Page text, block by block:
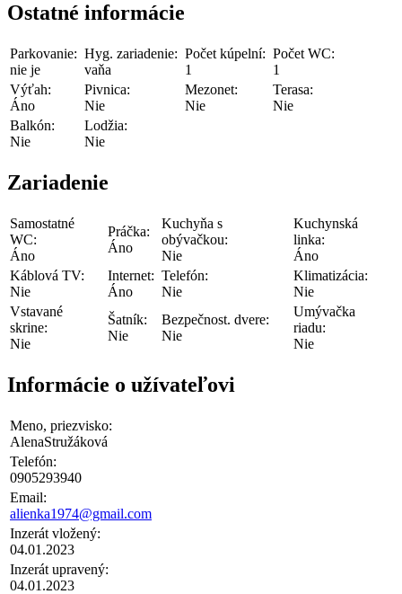
Ostatné informácie
Parkovanie:
nie je
Hyg. zariadenie:
vaňa
Počet kúpelní:
1
Počet WC:
1
Výťah:
Áno
Pivnica:
Nie
Mezonet:
Nie
Terasa:
Nie
Balkón:
Nie
Lodžia:
Nie
Zariadenie
Samostatné
WC:
Áno
Práčka:
Áno
Kuchyňa s
obývačkou:
Nie
Kuchynská
linka:
Áno
Káblová TV:
Nie
Internet:
Áno
Telefón:
Nie
Klimatizácia:
Nie
Vstavané
skrine:
Nie
Šatník:
Nie
Bezpečnost. dvere:
Nie
Umývačka
riadu:
Nie
Informácie o užívateľovi
Meno, priezvisko:
AlenaStružáková
Telefón:
0905293940
Email:
alienka1974@gmail.com
Inzerát vložený:
04.01.2023
Inzerát upravený:
04.01.2023